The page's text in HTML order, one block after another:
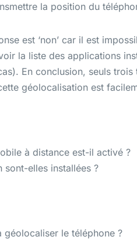
la position du
est ‘non’ car il est
la liste des applications
En conclusion, seuls
géolocalisation est
à distance est-il activé ?
elles installées ?
le téléphone ?